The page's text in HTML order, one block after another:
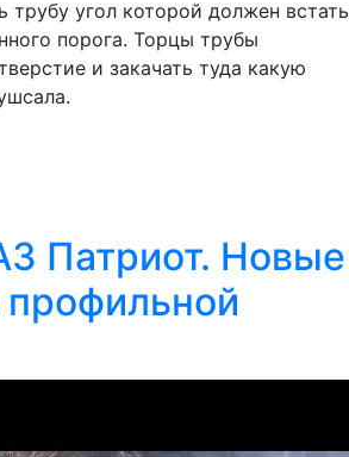
трубу угол которой должен встать
порога. Торцы трубы
и закачать туда какую
Патриот. Новые
профильной